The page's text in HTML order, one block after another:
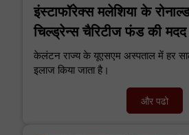
इंस्टाफॉरेक्स मलेशिया के
चिल्ड्रेन्स चैरिटीज फंड की
केलंटन राज्य के यूएसएम अस्पताल में हर
इलाज किया जाता है।
और पढो